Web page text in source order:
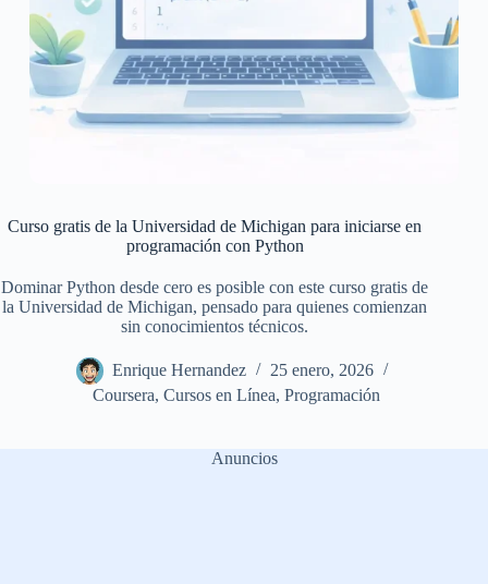
Curso gratis de la Universidad de Michigan para iniciarse en
programación con Python
Dominar Python desde cero es posible con este curso gratis de
la Universidad de Michigan, pensado para quienes comienzan
sin conocimientos técnicos.
Enrique Hernandez
25 enero, 2026
Coursera,Cursos en Línea,Programación
Anuncios